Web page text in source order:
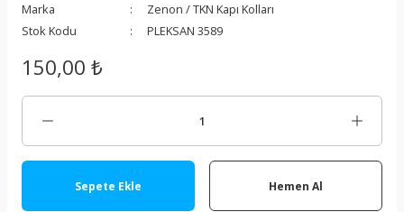
Marka
Zenon / TKN Kapı Kolları
Stok Kodu
PLEKSAN 3589
150,00 ₺
Sepete Ekle Hemen Al